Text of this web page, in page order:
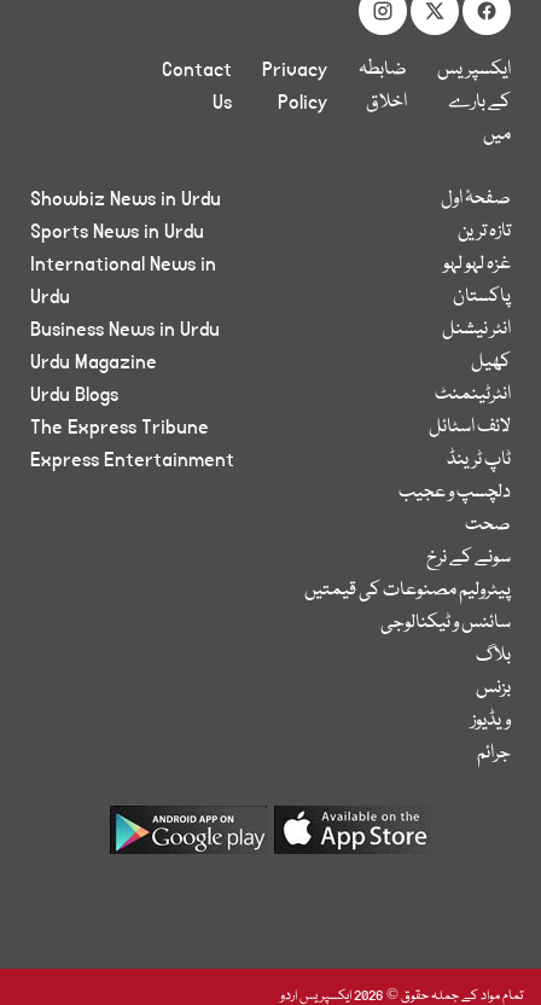
ایکسپریس
کے بارے
میں
ضابطہ
اخلاق
Privacy
Policy
Contact
Us
صفحۂ اول
تازہ ترین
غزہ لہو لہو
پاکستان
انٹر نیشنل
کھیل
انٹرٹینمنٹ
لائف اسٹائل
ٹاپ ٹرینڈ
دلچسپ و عجیب
صحت
سونے کے نرخ
پیٹرولیم مصنوعات کی قیمتیں
سائنس و ٹیکنالوجی
بلاگ
بزنس
ویڈیوز
جرائم
Showbiz News in Urdu
Sports News in Urdu
International News in
Urdu
Business News in Urdu
Urdu Magazine
Urdu Blogs
The Express Tribune
Express Entertainment
تمام مواد کے جملہ حقوق © 2026 ایکسپریس اردو